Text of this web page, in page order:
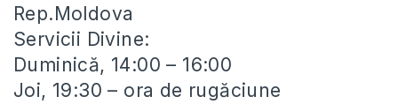
Rep.Moldova
Servicii Divine:
Duminică, 14:00 – 16:00
Joi, 19:30 – ora de rugăciune